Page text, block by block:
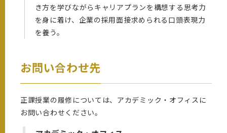
き方を学びながらキャリアプランを構想する思考力
を身に着け、企業の採用面接求められる口頭表現力
を養う。
お問い合わせ先
正課授業の履修については、アカデミック・オフィスに
お問い合わせください。